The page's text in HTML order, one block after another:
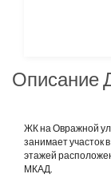
Описание
ЖК на Овражной
занимает участок
этажей
МКАД.